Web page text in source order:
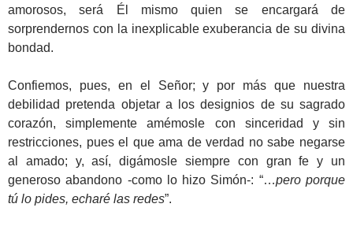
amorosos, será Él mismo quien se encargará de
sorprendernos con la inexplicable exuberancia de su divina
bondad.
Confiemos, pues, en el Señor; y por más que nuestra
debilidad pretenda objetar a los designios de su sagrado
corazón, simplemente amémosle con sinceridad y sin
restricciones, pues el que ama de verdad no sabe negarse
al amado; y, así, digámosle siempre con gran fe y un
generoso abandono -como lo hizo Simón-: “…pero porque
tú lo pides, echaré las redes”.